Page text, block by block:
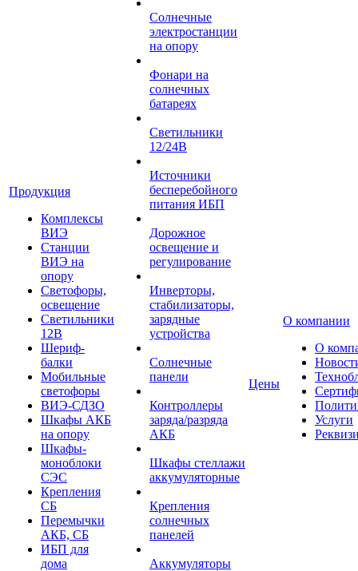
Продукция
Комплексы
ВИЭ
Станции
ВИЭ на
опору
Светофоры,
освещение
Светильники
12В
Шериф-
балки
Мобильные
светофоры
ВИЭ-СДЗО
Шкафы АКБ
на опору
Шкафы-
моноблоки
СЭС
Крепления
СБ
Перемычки
АКБ, СБ
ИБП для
дома
Солнечные
электростанции
на опору
Фонари на
солнечных
батареях
Светильники
12/24В
Источники
бесперебойного
питания ИБП
Дорожное
освещение и
регулирование
Инверторы,
стабилизаторы,
зарядные
устройства
Солнечные
панели
Контроллеры
заряда/разряда
АКБ
Шкафы стеллажи
аккумуляторные
Крепления
солнечных
панелей
Аккумуляторы
Цены
О компании
О
Услуги